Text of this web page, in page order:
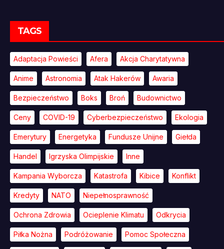
TAGS
Adaptacja Powieści Afera Akcja Charytatywna
Anime Astronomia Atak Hakerów Awaria
Bezpieczeństwo Boks Broń Budownictwo
Ceny COVID-19 Cyberbezpieczeństwo Ekologia
Emerytury Energetyka Fundusze Unijne Giełda
Handel Igrzyska Olimpijskie Inne
Kampania Wyborcza Katastrofa Kibice Konflikt
Kredyty NATO Niepełnosprawność
Ochrona Zdrowia Ocieplenie Klimatu Odkrycia
Piłka Nożna Podróżowanie Pomoc Społeczna